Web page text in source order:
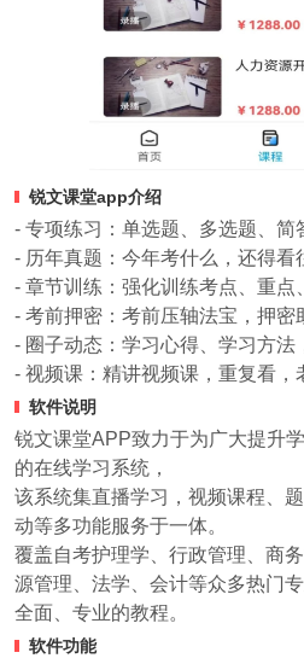
锐文课堂app介绍
- 专项练习：单选题、多选题、简
- 历年真题：今年考什么，还得看
- 章节训练：强化训练考点、重点
- 考前押密：考前压轴法宝，押密
- 圈子动态：学习心得、学习方法
- 视频课：精讲视频课，重复看，
软件说明
锐文课堂APP致力于为广大提升
的在线学习系统，
该系统集直播学习，视频课程、
动等多功能服务于一体。
覆盖自考护理学、行政管理、商
源管理、法学、会计等众多热门
全面、专业的教程。
软件功能